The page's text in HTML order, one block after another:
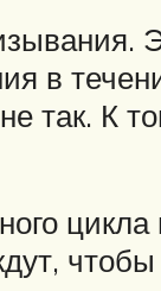
в
так. К
цикла
чтобы